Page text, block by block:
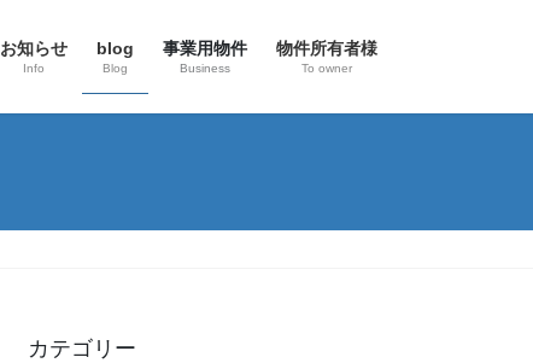
お知らせ
Info
blog
Blog
事業用物件
Business
物件所有者様
To owner
カテゴリー